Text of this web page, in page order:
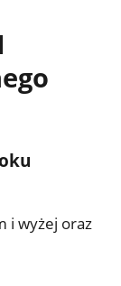
i wyżej oraz